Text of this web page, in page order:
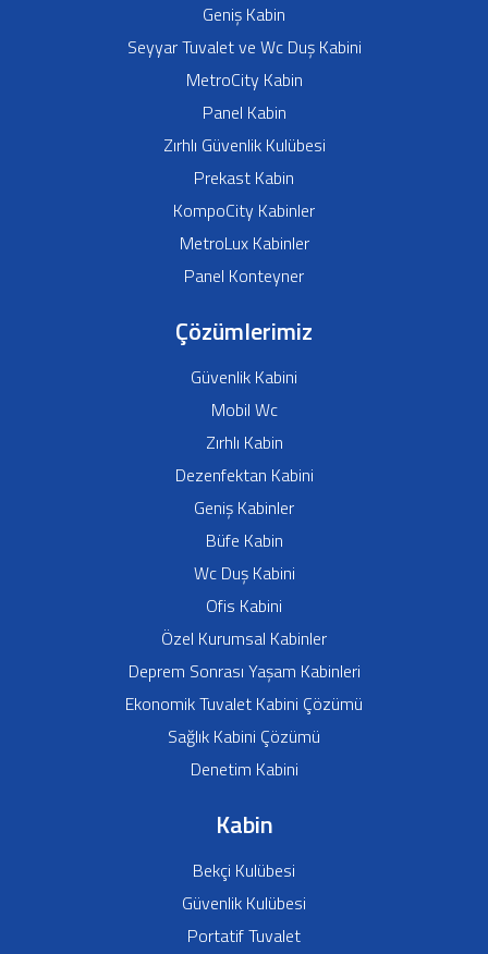
Geniş Kabin
Seyyar Tuvalet ve Wc Duş Kabini
MetroCity Kabin
Panel Kabin
Zırhlı Güvenlik Kulübesi
Prekast Kabin
KompoCity Kabinler
MetroLux Kabinler
Panel Konteyner
Çözümlerimiz
Güvenlik Kabini
Mobil Wc
Zırhlı Kabin
Dezenfektan Kabini
Geniş Kabinler
Büfe Kabin
Wc Duş Kabini
Ofis Kabini
Özel Kurumsal Kabinler
Deprem Sonrası Yaşam Kabinleri
Ekonomik Tuvalet Kabini Çözümü
Sağlık Kabini Çözümü
Denetim Kabini
Kabin
Bekçi Kulübesi
Güvenlik Kulübesi
Portatif Tuvalet